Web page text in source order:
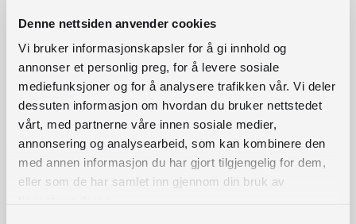
Denne nettsiden anvender cookies
Vi bruker informasjonskapsler for å gi innhold og
annonser et personlig preg, for å levere sosiale
mediefunksjoner og for å analysere trafikken vår. Vi deler
dessuten informasjon om hvordan du bruker nettstedet
vårt, med partnerne våre innen sosiale medier,
annonsering og analysearbeid, som kan kombinere den
med annen informasjon du har gjort tilgjengelig for dem,
eller som de har samlet inn gjennom din bruk av
Svein Arne
Tinnesand
Avd
gsdi
rekt
Leder for
bibliotekutvikling.
svein.tinnesand@nb.no